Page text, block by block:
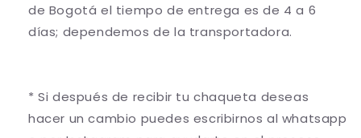
de Bogotá el tiempo de entrega es de 4 a 6
días; dependemos de la transportadora.
* Si después de recibir tu chaqueta deseas
hacer un cambio puedes escribirnos al whatsapp